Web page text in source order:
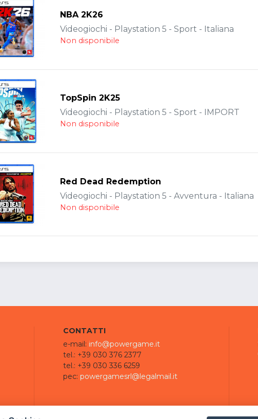
NBA 2K26
Videogiochi - Playstation 5 - Sport - Italiana
Non disponibile
TopSpin 2K25
Videogiochi - Playstation 5 - Sport - IMPORT
Non disponibile
Red Dead Redemption
Videogiochi - Playstation 5 - Avventura - Italiana
Non disponibile
CONTATTI
e-mail: info@powergame.it
tel.: +39 030 376 2377
tel.: +39 030 336 6259
pec: powergamesrl@legalmail.it